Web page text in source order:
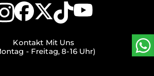
Kontakt Mit Uns
- Freitag, 8-16 Uhr)